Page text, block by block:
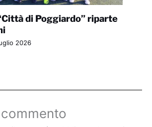
di Poggiardo” riparte
2026